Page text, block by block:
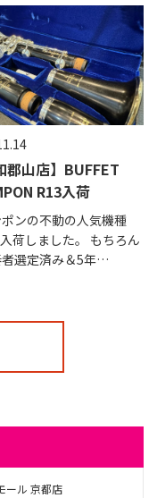
郡山店】BUFFET
R13入荷
ンの不動の人気機種
荷しました。 もちろん
者選定済み＆5年…
ール 京都店